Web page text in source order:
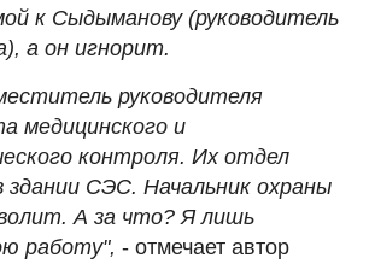
к Сыдыманову (руководитель
а он игнорит.
руководителя
медицинского и
контроля. Их отдел
СЭС. Начальник охраны
А за что? Я лишь
работу", - отмечает автор